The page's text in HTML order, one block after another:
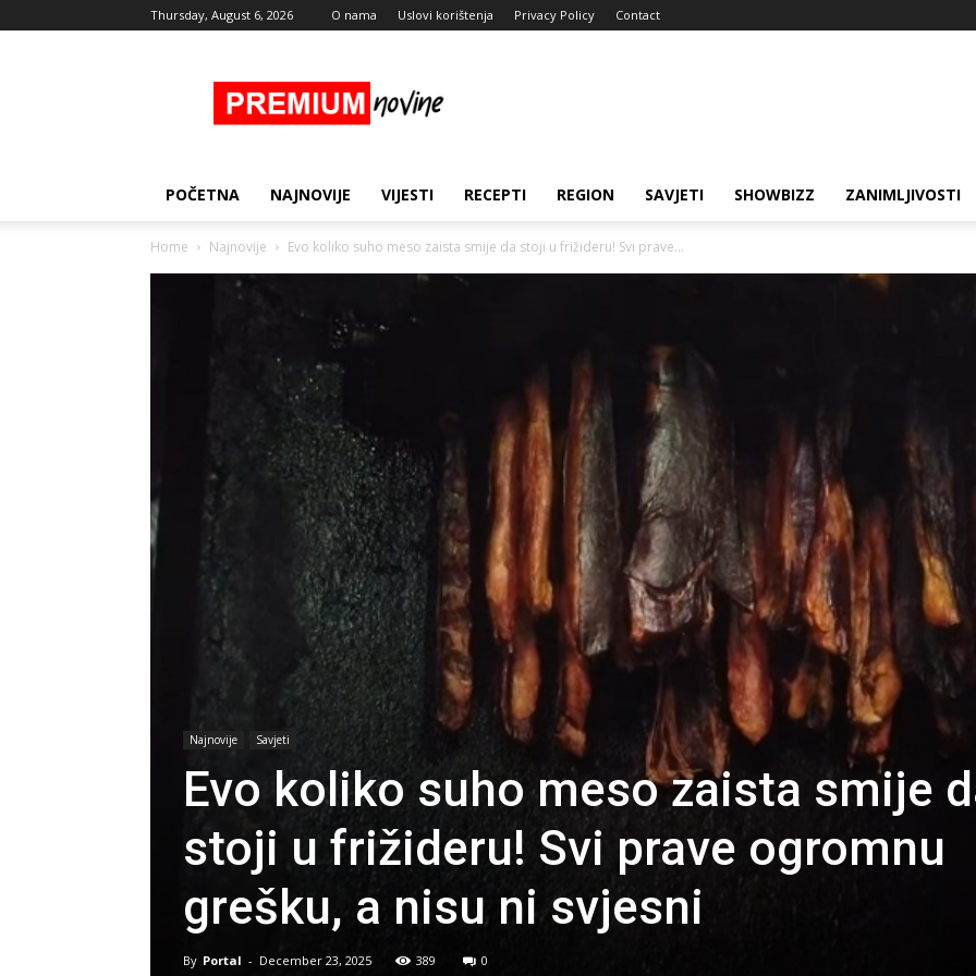
Thursday, August 6, 2026 O nama Uslovi korištenja Privacy Policy Contact
Novine
POČETNA NAJNOVIJE VIJESTI RECEPTI REGION SAVJETI SHOWBIZZ ZANIMLJIVOSTI
Home Najnovije Evo koliko suho meso zaista smije da stoji u frižideru! Svi prave...
Najnovije Savjeti
Evo koliko suho meso zaista smije
stoji u frižideru! Svi prave ogromnu
grešku, a nisu ni svjesni
By Portal - December 23, 2025 389 0